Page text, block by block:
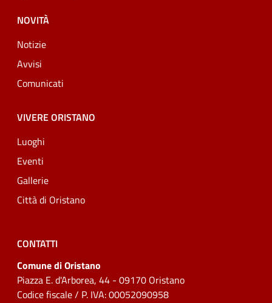
NOVITÀ
Notizie
Avvisi
Comunicati
VIVERE ORISTANO
Luoghi
Eventi
Gallerie
Città di Oristano
CONTATTI
Comune di Oristano
Piazza E. d'Arborea, 44 - 09170 Oristano
Codice fiscale / P. IVA: 00052090958